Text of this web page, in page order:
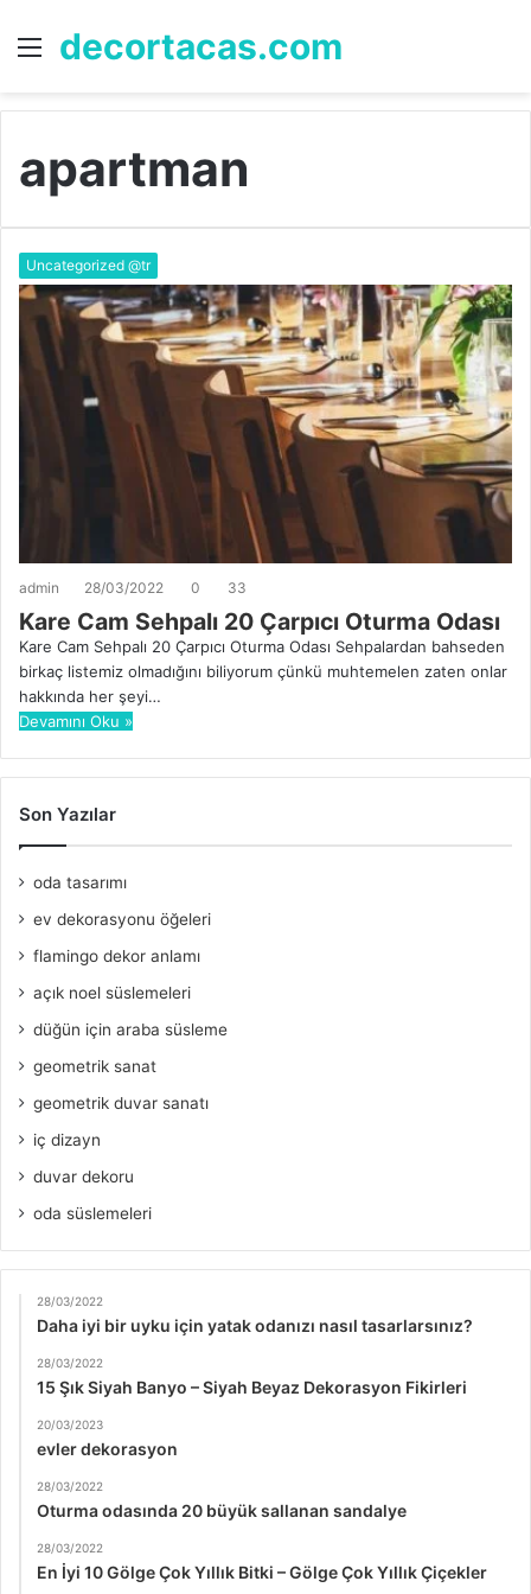
Menü
decortacas.com
...
apartman
Uncategorized @tr
admin 28/03/2022 0 33
Kare Cam Sehpalı 20 Çarpıcı Oturma Odası
Kare Cam Sehpalı 20 Çarpıcı Oturma Odası Sehpalardan bahseden
birkaç listemiz olmadığını biliyorum çünkü muhtemelen zaten onlar
hakkında her şeyi…
Devamını Oku »
Son Yazılar
oda tasarımı
ev dekorasyonu öğeleri
flamingo dekor anlamı
açık noel süslemeleri
düğün için araba süsleme
geometrik sanat
geometrik duvar sanatı
iç dizayn
duvar dekoru
oda süslemeleri
28/03/2022
Daha iyi bir uyku için yatak odanızı nasıl tasarlarsınız?
28/03/2022
15 Şık Siyah Banyo – Siyah Beyaz Dekorasyon Fikirleri
20/03/2023
evler dekorasyon
28/03/2022
Oturma odasında 20 büyük sallanan sandalye
28/03/2022
En İyi 10 Gölge Çok Yıllık Bitki – Gölge Çok Yıllık Çiçekler